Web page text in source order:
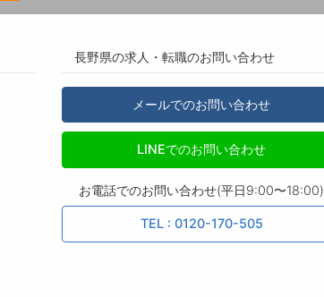
長野県の求人・転職のお問い合わせ
メールでのお問い合わせ
LINEでのお問い合わせ
お電話でのお問い合わせ(平日9:00〜18:00)
TEL : 0120-170-505